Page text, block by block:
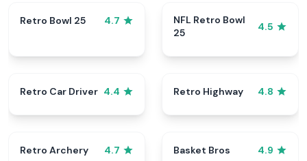
Retro Bowl 25 4.7
NFL Retro Bowl
25
4.5
Retro Car Driver 4.4 Retro Highway 4.8
Retro Archery 4.7 Basket Bros 4.9